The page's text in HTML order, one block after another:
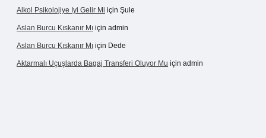
Alkol Psikolojiye Iyi Gelir Mi için Şule
Aslan Burcu Kıskanır Mı için admin
Aslan Burcu Kıskanır Mı için Dede
Aktarmalı Uçuşlarda Bagaj Transferi Oluyor Mu için admin